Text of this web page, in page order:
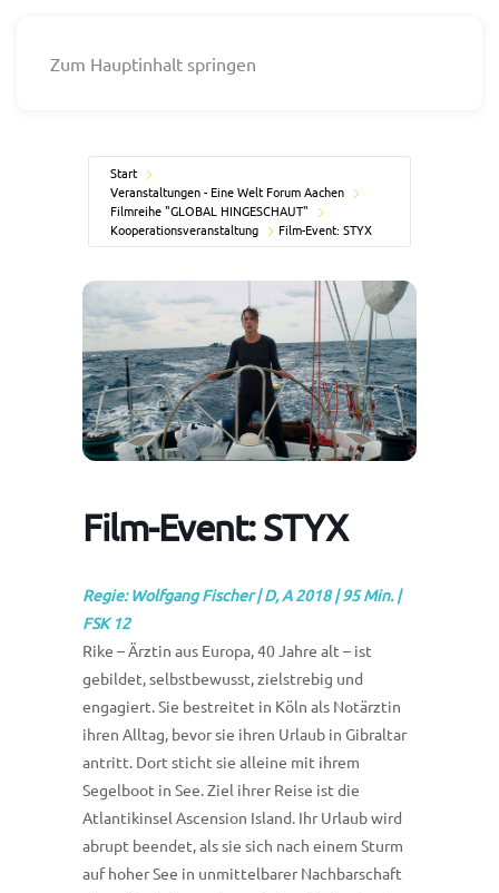
Zum Hauptinhalt springen
Start
Veranstaltungen - Eine Welt Forum Aachen
Filmreihe "GLOBAL HINGESCHAUT"
Kooperationsveranstaltung
Film-Event: STYX
Film-Event: STYX
Regie: Wolfgang Fischer | D, A 2018 | 95 Min. |
FSK 12
Rike – Ärztin aus Europa, 40 Jahre alt – ist
gebildet, selbstbewusst, zielstrebig und
engagiert. Sie bestreitet in Köln als Notärztin
ihren Alltag, bevor sie ihren Urlaub in Gibraltar
antritt. Dort sticht sie alleine mit ihrem
Segelboot in See. Ziel ihrer Reise ist die
Atlantikinsel Ascension Island. Ihr Urlaub wird
abrupt beendet, als sie sich nach einem Sturm
auf hoher See in unmittelbarer Nachbarschaft